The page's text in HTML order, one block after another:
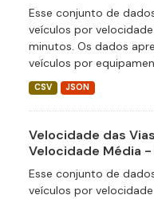
Esse conjunto de
veículos por
minutos. Os dados
veículos por
CSV JSON
Velocidade das
Velocidade Média -
Esse conjunto de
veículos por